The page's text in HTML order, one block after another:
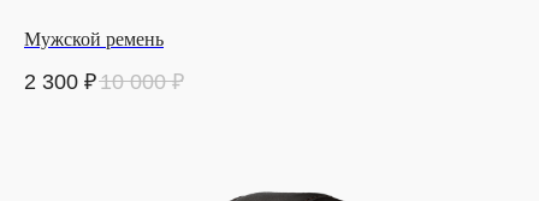
Мужской ремень
2 300 ₽10 000 ₽